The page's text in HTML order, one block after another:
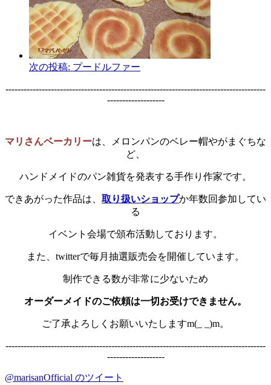
次の投稿: プードルファー
--------------------------------------------------------------------------------------
-------------------
マリさんベーカリーは、メロンパンのベレー帽やがまぐちな
ど、
ハンドメイドのパン雑貨を発表する手作り作家です。
できあがった作品は、 取り扱いショップか年数回参加してい
る
イベント会場で頒布活動しております。
また、twitterで毎月抽選販売会を開催しています。
制作できる数が非常に少ないため
オーダーメイドのご依頼は一切お受けできません。
ご了承よろしくお願いいたしますm(_ _)m。
--------------------------------------------------------------------------------------
-------------------
@marisanOfficial のツイート